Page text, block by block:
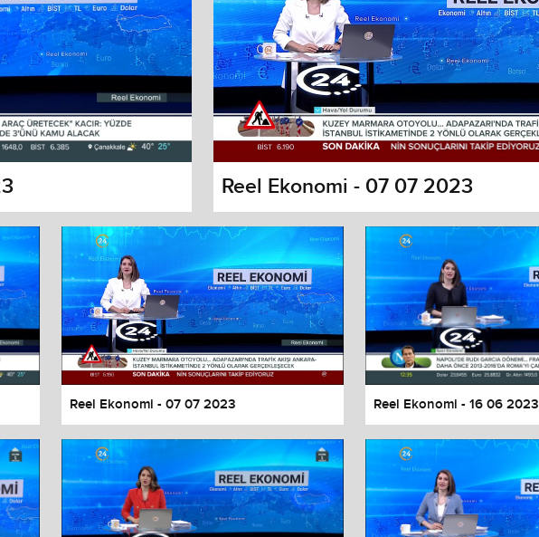
dialog
and close the window.
Reel Ekonomi - 07 07 2023
Reel Ekonomi - 07 07 2023 Reel Ekonomi - 16 06 2023